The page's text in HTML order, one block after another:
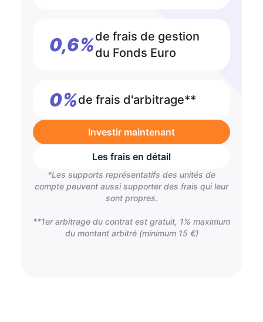
0,6%de frais de gestion
du Fonds Euro
0%de frais d'arbitrage**
Investir maintenant
Les frais en détail
*Les supports représentatifs des unités de
compte peuvent aussi supporter des frais qui leur
sont propres.
**1er arbitrage du contrat est gratuit, 1% maximum
du montant arbitré (minimum 15 €)